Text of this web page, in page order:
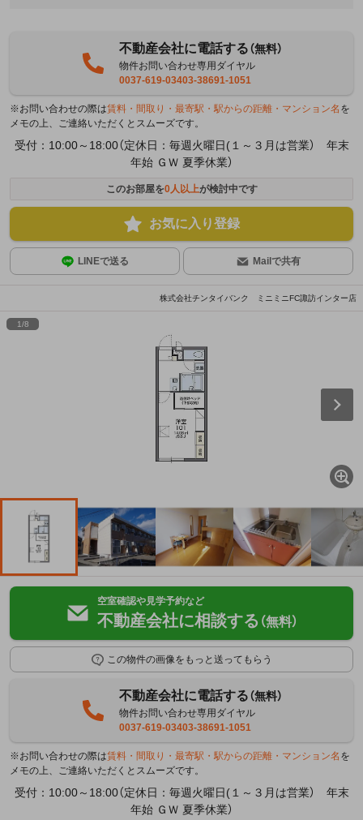
不動産会社に電話する（無料）
物件お問い合わせ専用ダイヤル
0037-619-03403-38691-1051
※お問い合わせの際は賃料・間取り・最寄駅・駅からの距離・マンション名 を
メモの上、ご連絡いただくとスムーズです。
受付：10:00～18:00（定休日：毎週火曜日(１～３月は営業） 年末
年始 ＧＷ 夏季休業）
このお部屋を0人以上が検討中です
お気に入り登録
LINEで送る Mailで共有
株式会社チンタイバンク ミニミニFC諏訪インター店
1/8
空室確認や見学予約など
不動産会社に相談する （無料）
この物件の画像をもっと送ってもらう
不動産会社に電話する（無料）
物件お問い合わせ専用ダイヤル
0037-619-03403-38691-1051
※お問い合わせの際は賃料・間取り・最寄駅・駅からの距離・マンション名 を
メモの上、ご連絡いただくとスムーズです。
受付：10:00～18:00（定休日：毎週火曜日(１～３月は営業） 年末
年始 ＧＷ 夏季休業）